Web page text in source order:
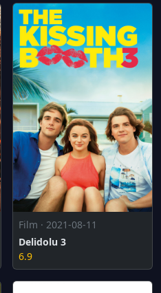
Film · 2021-08-11
Delidolu 3
6.9